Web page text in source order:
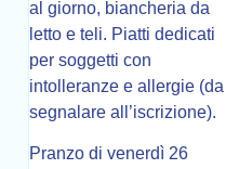
al giorno, biancheria da
letto e teli. Piatti dedicati
per soggetti con
intolleranze e allergie (da
segnalare all’iscrizione).
Pranzo di venerdì 26